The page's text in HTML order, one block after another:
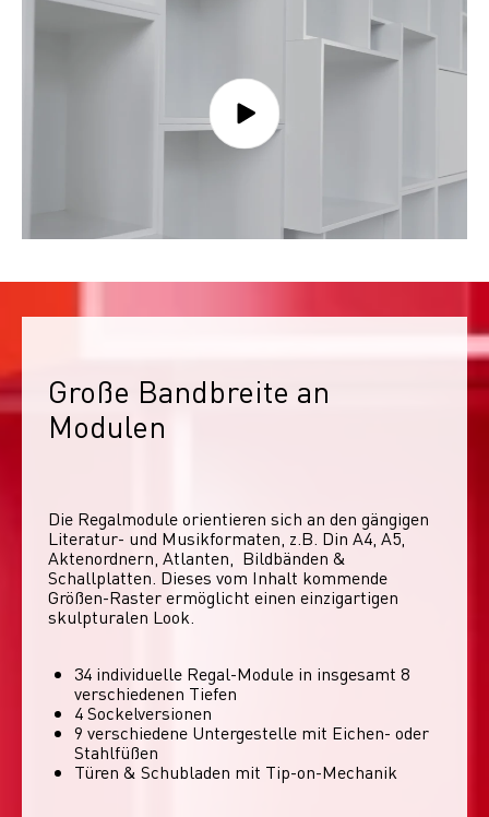
Große Bandbreite an
Modulen
Die Regalmodule orientieren sich an den gängigen
Literatur- und Musikformaten, z.B. Din A4, A5,
Aktenordnern, Atlanten,  Bildbänden &
Schallplatten. Dieses vom Inhalt kommende
Größen-Raster ermöglicht einen einzigartigen
skulpturalen Look.
34 individuelle Regal-Module​ in insgesamt 8
verschiedenen Tiefen
4 Sockelversionen​
9 verschiedene Untergestelle mit Eichen- oder
Stahlfüßen
Türen & Schubladen mit Tip-on-Mechanik